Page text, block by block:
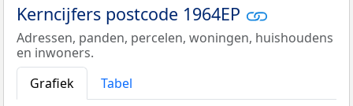
Kerncijfers postcode 1964EP
Adressen, panden, percelen, woningen, huishoudens
en inwoners.
Grafiek
Tabel